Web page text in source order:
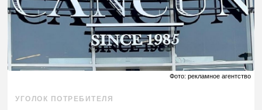
Фото: рекламное агентство
УГОЛОК ПОТРЕБИТЕЛЯ